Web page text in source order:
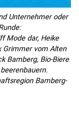
Unternehmer oder
Mode dar, Heike
Grimmer vom Alten
Bamberg, Bio-Biere
Bamberg-